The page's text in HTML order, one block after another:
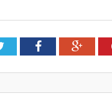
TwitterFacebook